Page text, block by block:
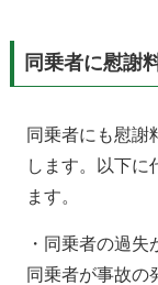
同乗者に慰謝
同乗者にも慰謝
します。以下に
ます。
・同乗者の過失
同乗者が事故の